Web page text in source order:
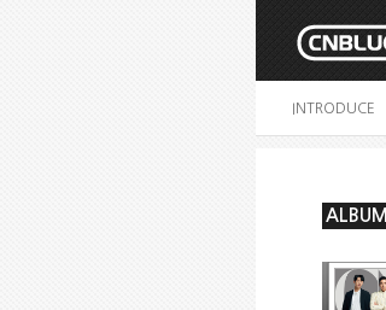
INTRODUCE
ALBUM